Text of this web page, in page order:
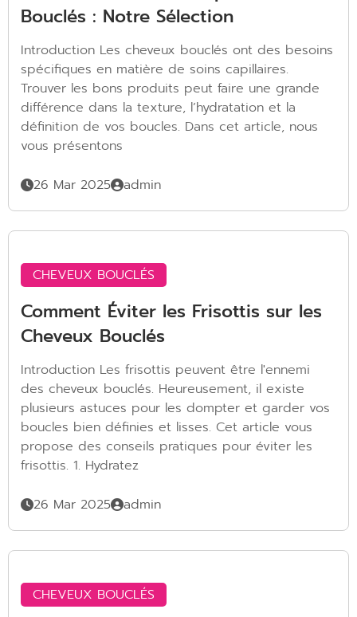
Bouclés : Notre Sélection
Introduction Les cheveux bouclés ont des besoins
spécifiques en matière de soins capillaires.
Trouver les bons produits peut faire une grande
différence dans la texture, l’hydratation et la
définition de vos boucles. Dans cet article, nous
vous présentons
26 Mar 2025 admin
CHEVEUX BOUCLÉS
Comment Éviter les Frisottis sur les
Cheveux Bouclés
Introduction Les frisottis peuvent être l'ennemi
des cheveux bouclés. Heureusement, il existe
plusieurs astuces pour les dompter et garder vos
boucles bien définies et lisses. Cet article vous
propose des conseils pratiques pour éviter les
frisottis. 1. Hydratez
26 Mar 2025 admin
CHEVEUX BOUCLÉS